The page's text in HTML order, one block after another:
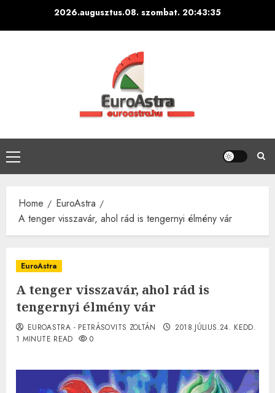
2026.augusztus.08. szombat. 20:43:36
Primary
Menu
Home
EuroAstra
A tenger visszavár, ahol rád is tengernyi élmény vár
EuroAstra
A tenger visszavár, ahol rád is
tengernyi élmény vár
EUROASTRA - PETRÁSOVITS ZOLTÁN
2018.JÚLIUS.24. KEDD.
1 MINUTE READ
0